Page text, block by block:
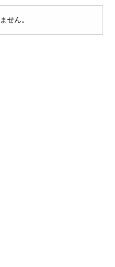
せん。